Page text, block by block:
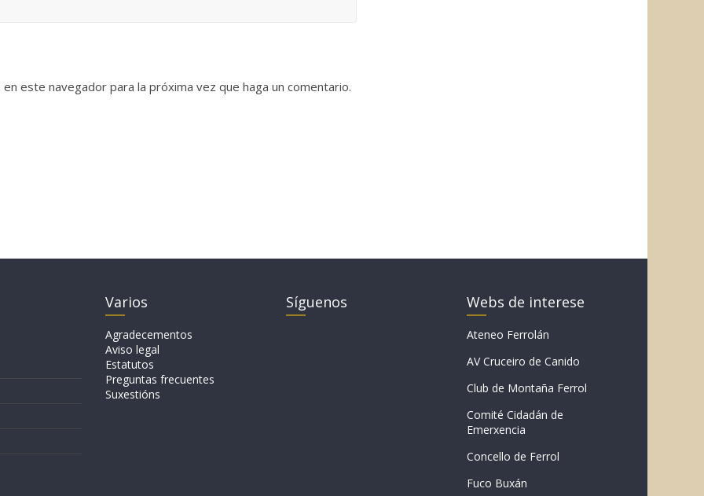
este navegador para la próxima vez que haga un comentario.
Varios
Agradecementos
Aviso legal
Estatutos
Preguntas frecuentes
Suxestións
Síguenos Webs de interese
Ateneo Ferrolán
AV Cruceiro de Canido
Club de Montaña Ferrol
Comité Cidadán de
Emerxencia
Concello de Ferrol
Fuco Buxán